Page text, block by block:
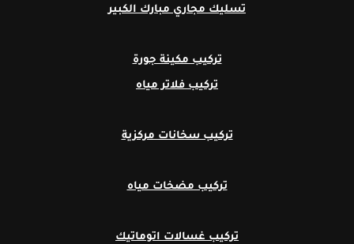
تسليك مجاري مبارك الكبير
تركيب مكينة جورة
تركيب فلاتر مياه
تركيب سخانات مركزية
تركيب مضخات مياه
تركيب غسالات اتوماتيك